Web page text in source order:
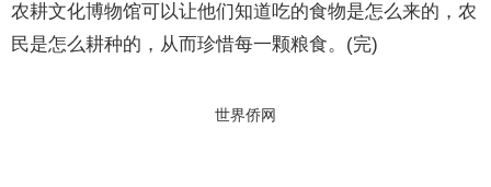
农耕文化博物馆可以让他们知道吃的食物是怎么来的，农
民是怎么耕种的，从而珍惜每一颗粮食。(完)
世界侨网